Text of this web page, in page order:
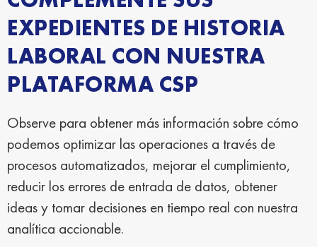
EXPEDIENTES DE HISTORIA
LABORAL CON NUESTRA
PLATAFORMA CSP
Observe para obtener más información sobre cómo
podemos optimizar las operaciones a través de
procesos automatizados, mejorar el cumplimiento,
reducir los errores de entrada de datos, obtener
ideas y tomar decisiones en tiempo real con nuestra
analítica accionable.